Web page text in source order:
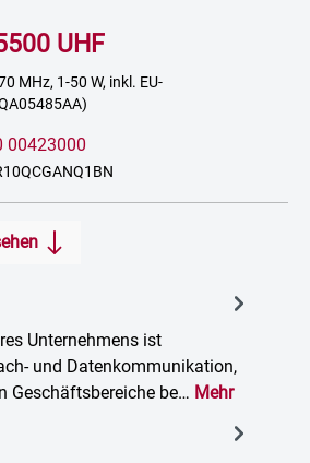
UHF
MHz, 1-50 W, inkl. EU-
00423000
Unternehmens ist
und Datenkommunikation,
Geschäftsbereiche be… Mehr